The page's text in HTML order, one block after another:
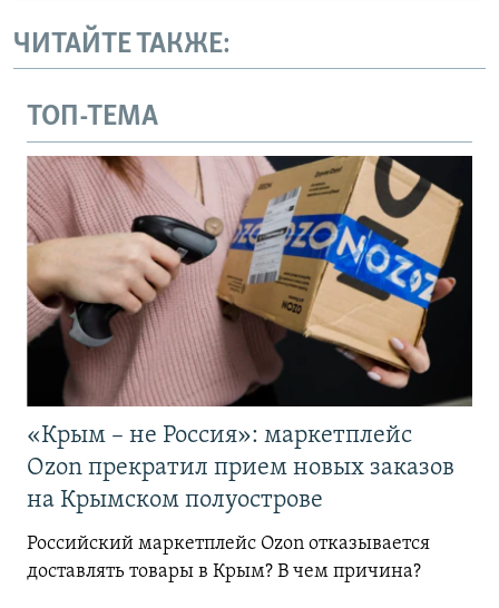
ЧИТАЙТЕ ТАКЖЕ:
ТОП-ТЕМА
«Крым – не Россия»: маркетплейс
Ozon прекратил прием новых заказов
на Крымском полуострове
Российский маркетплейс Ozon отказывается
доставлять товары в Крым? В чем причина?